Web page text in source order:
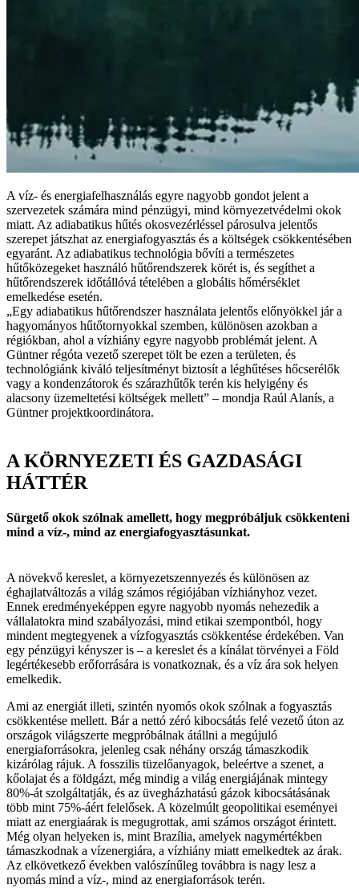
A víz- és energiafelhasználás egyre nagyobb gondot jelent a
szervezetek számára mind pénzügyi, mind környezetvédelmi okok
miatt. Az adiabatikus hűtés okosvezérléssel párosulva jelentős
szerepet játszhat az energiafogyasztás és a költségek csökkentésében
egyaránt. Az adiabatikus technológia bővíti a természetes
hűtőközegeket használó hűtőrendszerek körét is, és segíthet a
hűtőrendszerek időtállóvá tételében a globális hőmérséklet
emelkedése esetén.
„Egy adiabatikus hűtőrendszer használata jelentős előnyökkel jár a
hagyományos hűtőtornyokkal szemben, különösen azokban a
régiókban, ahol a vízhiány egyre nagyobb problémát jelent. A
Güntner régóta vezető szerepet tölt be ezen a területen, és
technológiánk kiváló teljesítményt biztosít a léghűtéses hőcserélők
vagy a kondenzátorok és szárazhűtők terén kis helyigény és
alacsony üzemeltetési költségek mellett” – mondja Raúl Alanís, a
Güntner projektkoordinátora.
A KÖRNYEZETI ÉS GAZDASÁGI
HÁTTÉR
Sürgető okok szólnak amellett, hogy megpróbáljuk csökkenteni
mind a víz-, mind az energiafogyasztásunkat.
A növekvő kereslet, a környezetszennyezés és különösen az
éghajlatváltozás a világ számos régiójában vízhiányhoz vezet.
Ennek eredményeképpen egyre nagyobb nyomás nehezedik a
vállalatokra mind szabályozási, mind etikai szempontból, hogy
mindent megtegyenek a vízfogyasztás csökkentése érdekében. Van
egy pénzügyi kényszer is – a kereslet és a kínálat törvényei a Föld
legértékesebb erőforrására is vonatkoznak, és a víz ára sok helyen
emelkedik.
Ami az energiát illeti, szintén nyomós okok szólnak a fogyasztás
csökkentése mellett. Bár a nettó zéró kibocsátás felé vezető úton az
országok világszerte megpróbálnak átállni a megújuló
energiaforrásokra, jelenleg csak néhány ország támaszkodik
kizárólag rájuk. A fosszilis tüzelőanyagok, beleértve a szenet, a
kőolajat és a földgázt, még mindig a világ energiájának mintegy
80%-át szolgáltatják, és az üvegházhatású gázok kibocsátásának
több mint 75%-áért felelősek. A közelmúlt geopolitikai eseményei
miatt az energiaárak is megugrottak, ami számos országot érintett.
Még olyan helyeken is, mint Brazília, amelyek nagymértékben
támaszkodnak a vízenergiára, a vízhiány miatt emelkedtek az árak.
Az elkövetkező években valószínűleg továbbra is nagy lesz a
nyomás mind a víz-, mind az energiaforrások terén.